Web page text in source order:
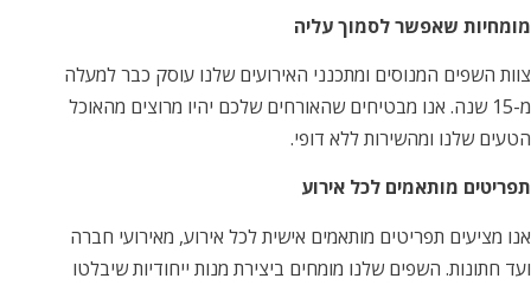
מומחיות שאפשר לסמוך עליה
צוות השפים המנוסים ומתכנני האירועים שלנו עוסק כבר למעלה
מ-15 שנה. אנו מבטיחים שהאורחים שלכם יהיו מרוצים מהאוכל
הטעים שלנו ומהשירות ללא דופי.
תפריטים מותאמים לכל אירוע
אנו מציעים תפריטים מותאמים אישית לכל אירוע, מאירועי חברה
ועד חתונות. השפים שלנו מומחים ביצירת מנות ייחודיות שיבלטו